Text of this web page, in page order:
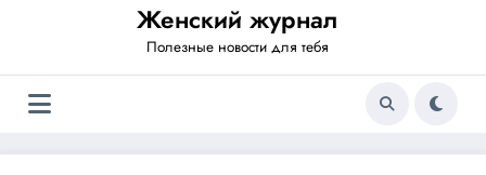
Женский журнал
Полезные новости для тебя